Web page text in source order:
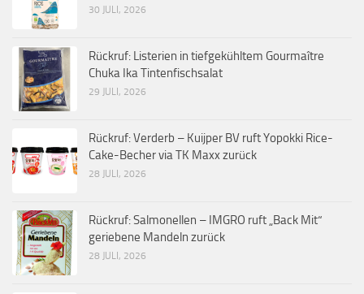
30 JULI, 2026
Rückruf: Listerien in tiefgekühltem Gourmaître
Chuka Ika Tintenfischsalat
29 JULI, 2026
Rückruf: Verderb – Kuijper BV ruft Yopokki Rice-
Cake-Becher via TK Maxx zurück
28 JULI, 2026
Rückruf: Salmonellen – IMGRO ruft „Back Mit“
geriebene Mandeln zurück
28 JULI, 2026